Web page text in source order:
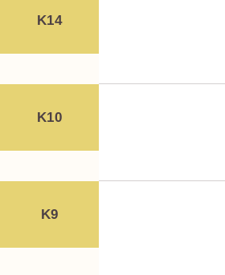
K14
K10
K9